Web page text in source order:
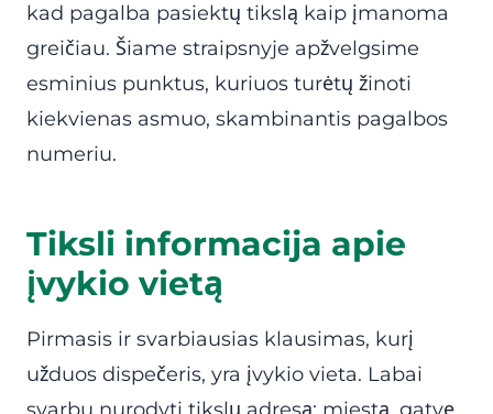
kad pagalba pasiektų tikslą kaip įmanoma
greičiau. Šiame straipsnyje apžvelgsime
esminius punktus, kuriuos turėtų žinoti
kiekvienas asmuo, skambinantis pagalbos
numeriu.
Tiksli informacija apie
įvykio vietą
Pirmasis ir svarbiausias klausimas, kurį
užduos dispečeris, yra įvykio vieta. Labai